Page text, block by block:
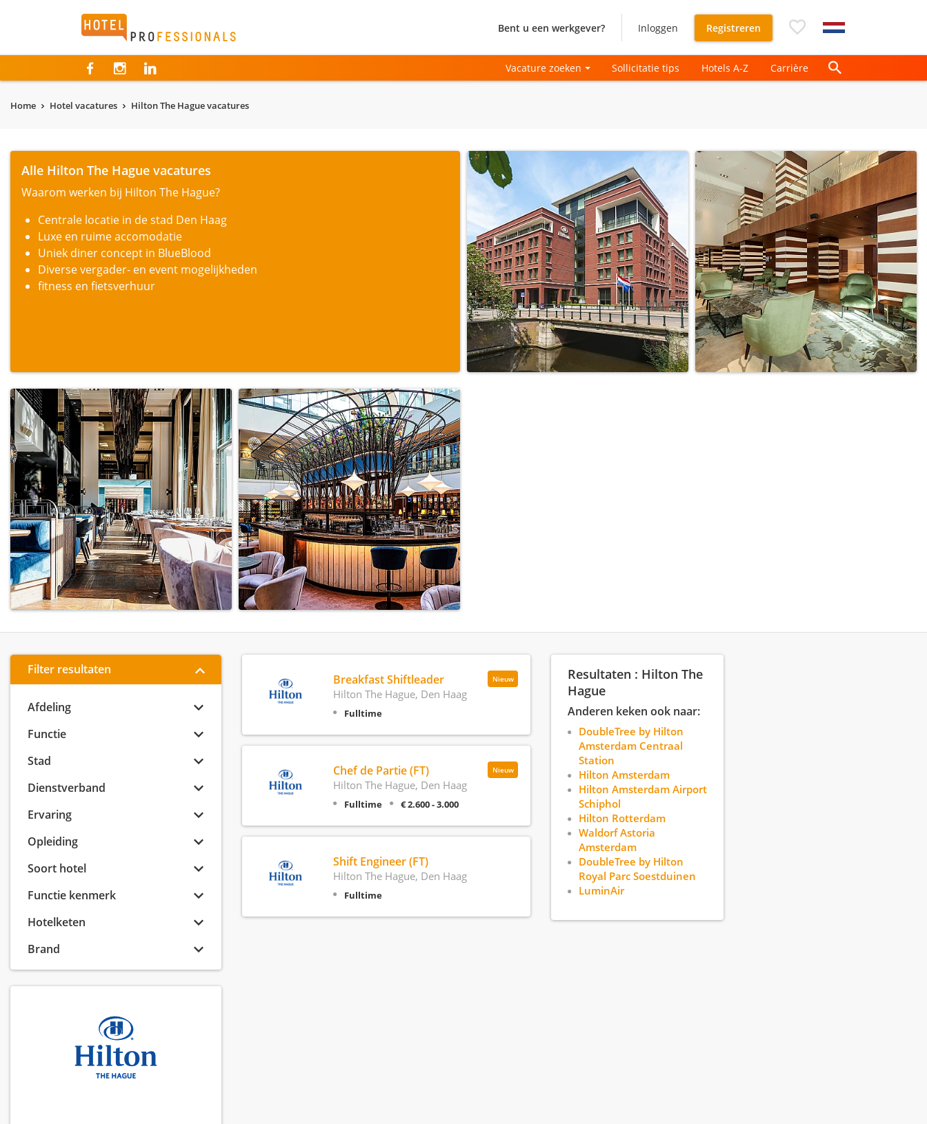
Hotelprofessionals Bent u een werkgever? Inloggen Registreren
Vacature zoeken Sollicitatie tips Hotels A-Z Carrière
Home Hotel vacatures Hilton The Hague vacatures
Alle Hilton The Hague vacatures
Waarom werken bij Hilton The Hague?
Centrale locatie in de stad Den Haag
Luxe en ruime accomodatie
Uniek diner concept in BlueBlood
Diverse vergader- en event mogelijkheden
fitness en fietsverhuur
Filter resultaten
Afdeling
Functie
Stad
Dienstverband
Ervaring
Opleiding
Soort hotel
Functie kenmerk
Hotelketen
Brand
Nieuw
Breakfast Shiftleader
Hilton The Hague, Den Haag
Fulltime
Nieuw
Chef de Partie (FT)
Hilton The Hague, Den Haag
Fulltime € 2.600 - 3.000
Shift Engineer (FT)
Hilton The Hague, Den Haag
Fulltime
Resultaten : Hilton The
Hague
Anderen keken ook naar:
DoubleTree by Hilton
Amsterdam Centraal
Station
Hilton Amsterdam
Hilton Amsterdam Airport
Schiphol
Hilton Rotterdam
Waldorf Astoria
Amsterdam
DoubleTree by Hilton
Royal Parc Soestduinen
LuminAir